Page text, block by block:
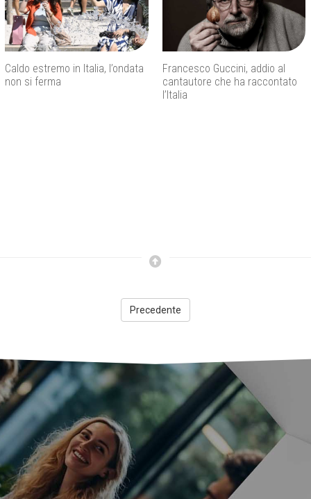
Caldo estremo in Italia, l’ondata
non si ferma
Francesco Guccini, addio al
cantautore che ha raccontato
l’Italia
Precedente